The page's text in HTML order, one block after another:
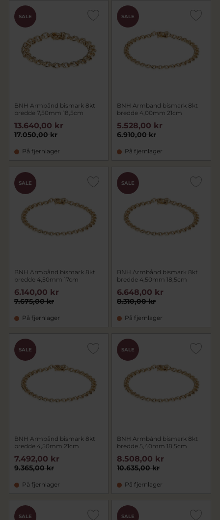
SALE
BNH Armbånd bismark 8kt
bredde 7,50mm 18,5cm
17.050,00 kr
13.640,00 kr
På fjernlager
SALE
BNH Armbånd bismark 8kt
bredde 4,00mm 21cm
6.910,00 kr
5.528,00 kr
På fjernlager
SALE
BNH Armbånd bismark 8kt
bredde 4,50mm 17cm
7.675,00 kr
6.140,00 kr
På fjernlager
SALE
BNH Armbånd bismark 8kt
bredde 4,50mm 18,5cm
8.310,00 kr
6.648,00 kr
På fjernlager
SALE
BNH Armbånd bismark 8kt
bredde 4,50mm 21cm
9.365,00 kr
7.492,00 kr
På fjernlager
SALE
BNH Armbånd bismark 8kt
bredde 5,40mm 18,5cm
10.635,00 kr
8.508,00 kr
På fjernlager
SALE SALE